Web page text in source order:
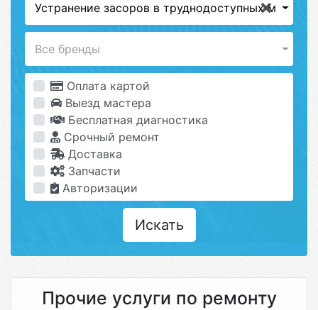
Устранение засоров в труднодоступных местах
Все бренды
Оплата картой
Выезд мастера
Бесплатная диагностика
Срочный ремонт
Доставка
Запчасти
Авторизации
Искать
Прочие услуги по ремонту